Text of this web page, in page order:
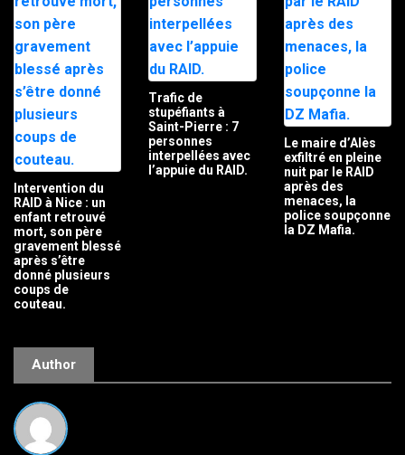
Intervention du
RAID à Nice : un
enfant retrouvé
mort, son père
gravement blessé
après s’être
donné plusieurs
coups de
couteau.
Trafic de
stupéfiants à
Saint-Pierre : 7
personnes
interpellées avec
l’appuie du RAID.
Le maire d’Alès
exfiltré en pleine
nuit par le RAID
après des
menaces, la
police soupçonne
la DZ Mafia.
Author